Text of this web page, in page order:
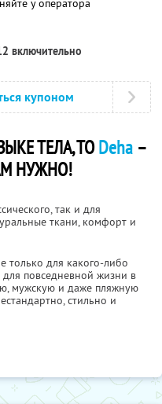
у оператора
включительно
купоном
ТЕЛА, ТОDeha–
НУЖНО!
так и для
ткани, комфорт и
только для какого-либо
для повседневной жизни в
мужскую и даже пляжную
стильно и